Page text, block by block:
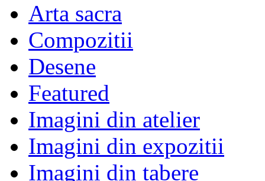
Arta sacra
Compozitii
Desene
Featured
Imagini din atelier
Imagini din expozitii
Imagini din tabere